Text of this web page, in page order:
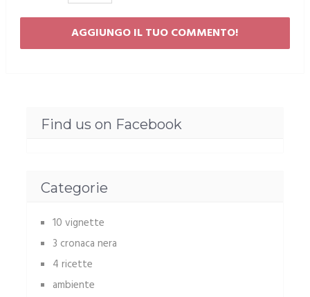
Find us on Facebook
Categorie
10 vignette
3 cronaca nera
4 ricette
ambiente